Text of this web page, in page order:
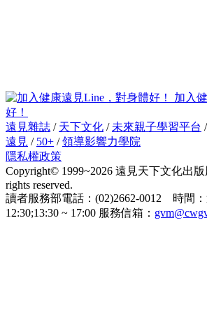
加入
好！
遠見雜誌 / 天下文化 / 未來親子學習平台 /
遠見 / 50+ /領導影響力學院
隱私權政策
Copyright© 1999~2026 遠見天下文化出
rights reserved.
讀者服務部電話：(02)2662-0012 時間
12:30;13:30 ~ 17:00 服務信箱：